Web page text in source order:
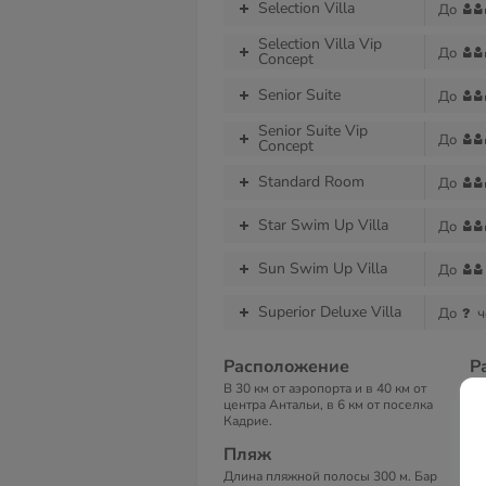
Selection Villa До
Selection Villa Vip
Concept До
Senior Suite До
Senior Suite Vip
Concept До
Standard Room До
Star Swim Up Villa До
Sun Swim Up Villa До
Superior Deluxe Villa До
Расположение
В 30 км от аэропорта и в 40 км от
центра Антальи, в 6 км от поселка
Кадрие.
Пляж
Длина пляжной полосы 300 м. Бар